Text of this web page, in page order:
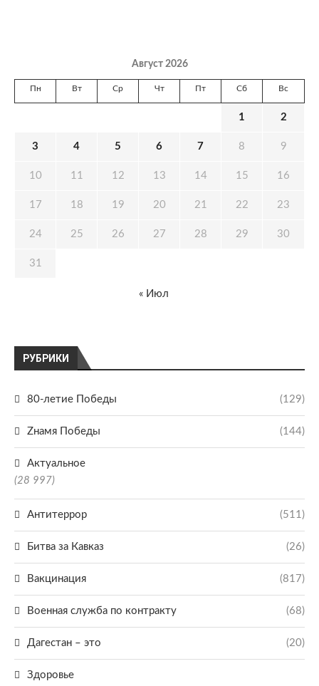
РУБРИКИ
80-летие Победы (129)
Zнамя Победы (144)
Актуальное
(28 997)
Антитеррор (511)
Битва за Кавказ (26)
Вакцинация (817)
Военная служба по контракту (68)
Дагестан – это (20)
Здоровье
Август 2026
Пн Вт Ср Чт Пт Сб Вс
1 2
3 4 5 6 7 8 9
10 11 12 13 14 15 16
17 18 19 20 21 22 23
24 25 26 27 28 29 30
31
« Июл